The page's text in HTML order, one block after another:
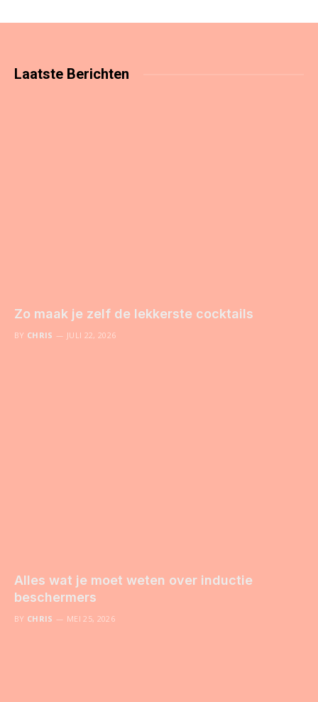
Laatste Berichten
Zo maak je zelf de lekkerste cocktails
BY CHRIS JULI 22, 2026
Alles wat je moet weten over inductie
beschermers
BY CHRIS MEI 25, 2026